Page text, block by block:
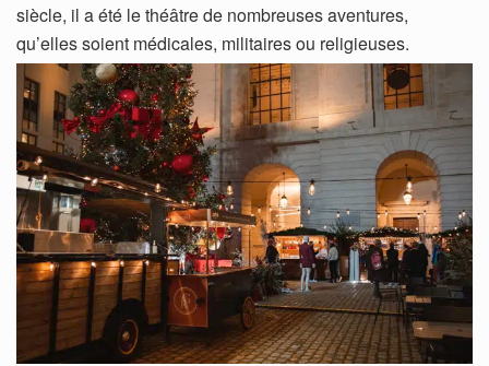
siècle, il a été le théâtre de nombreuses aventures,
qu’elles soient médicales, militaires ou religieuses.